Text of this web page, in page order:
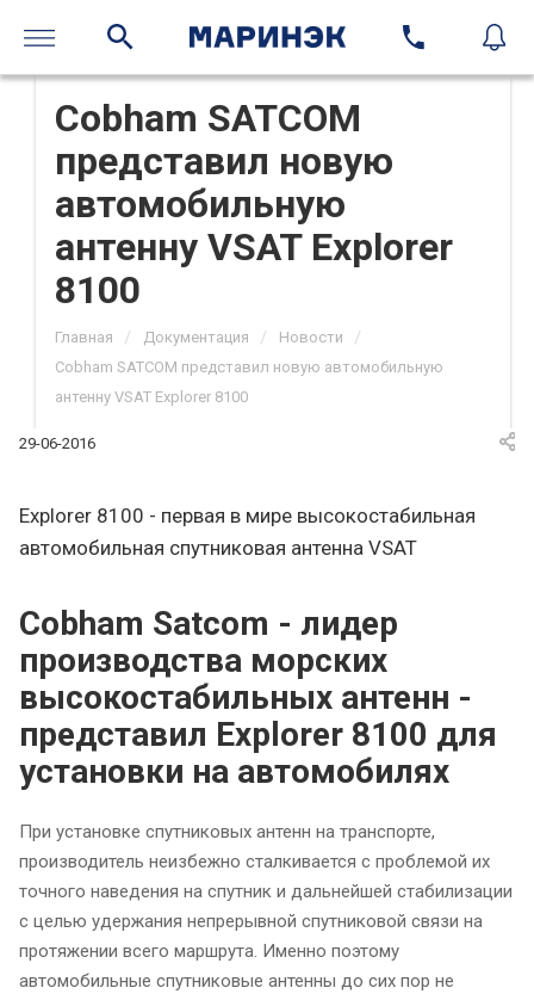
Cobham SATCOM
представил новую
автомобильную
антенну VSAT Explorer
8100
Главная / Документация / Новости /
Cobham SATCOM представил новую автомобильную
антенну VSAT Explorer 8100
29-06-2016
Explorer 8100 - первая в мире высокостабильная
автомобильная спутниковая антенна VSAT
Cobham Satcom - лидер
производства морских
высокостабильных антенн -
представил Explorer 8100 для
установки на автомобилях
При установке спутниковых антенн на транспорте,
производитель неизбежно сталкивается с проблемой их
точного наведения на спутник и дальнейшей стабилизации
с целью удержания непрерывной спутниковой связи на
протяжении всего маршрута. Именно поэтому
автомобильные спутниковые антенны до сих пор не